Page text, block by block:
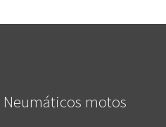
Neumáticos motos